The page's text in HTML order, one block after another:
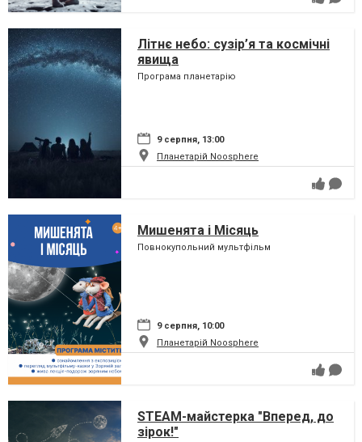
Літнє небо: сузір’я та космічні
явища
Програма планетарію
9 серпня, 13:00
Планетарій Noosphere
Мишенята і Місяць
Повнокупольний мультфільм
9 серпня, 10:00
Планетарій Noosphere
STEAM-майстерка "Вперед, до
зірок!"